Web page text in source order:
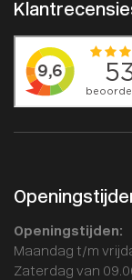
Openingstijden:
Maandag t/m
Zaterdag van